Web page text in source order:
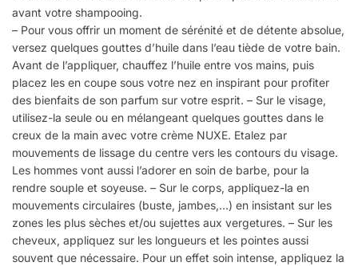
avant votre shampooing.
– Pour vous offrir un moment de sérénité et de détente absolue,
versez quelques gouttes d’huile dans l’eau tiède de votre bain.
Avant de l’appliquer, chauffez l’huile entre vos mains, puis
placez les en coupe sous votre nez en inspirant pour profiter
des bienfaits de son parfum sur votre esprit. – Sur le visage,
utilisez-la seule ou en mélangeant quelques gouttes dans le
creux de la main avec votre crème NUXE. Etalez par
mouvements de lissage du centre vers les contours du visage.
Les hommes vont aussi l’adorer en soin de barbe, pour la
rendre souple et soyeuse. – Sur le corps, appliquez-la en
mouvements circulaires (buste, jambes,…) en insistant sur les
zones les plus sèches et/ou sujettes aux vergetures. – Sur les
cheveux, appliquez sur les longueurs et les pointes aussi
souvent que nécessaire. Pour un effet soin intense, appliquez la